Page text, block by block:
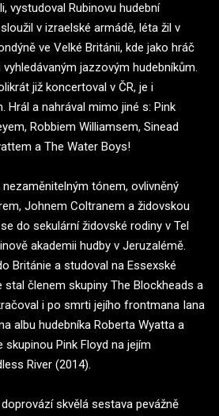
vystudoval Rubinovu hudební
v izraelské armádě, léta žil v
ve Velké Británii, kde jako hráč
jazzovým hudebníkům.
již koncertoval v ČR, je i
Hrál a nahrával mimo jiné s: Pink
Robbiem Williamsem, Sinead
a The Water Boys!
tónem, ovlivněný
Johnem Coltranem a židovskou
do sekulární židovské rodiny v Tel
akademii hudby v Jeruzalémě.
Británie a studoval na Essexské
stal členem skupiny The Blockheads a
i po smrti jejího frontmana Iana
albu hudebníka Roberta Wyatta a
Pink Floyd na jejím
River (2014).
skvělá sestava pevážně